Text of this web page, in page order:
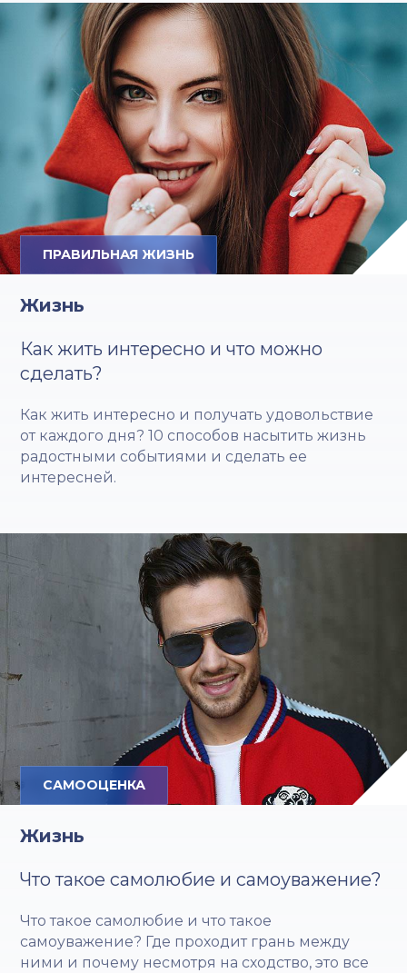
ПРАВИЛЬНАЯ ЖИЗНЬ
Жизнь
Как жить интересно и что можно
сделать?
Как жить интересно и получать удовольствие
от каждого дня? 10 способов насытить жизнь
радостными событиями и сделать ее
интересней.
САМООЦЕНКА
Жизнь
Что такое самолюбие и самоуважение?
Что такое самолюбие и что такое
самоуважение? Где проходит грань между
ними и почему несмотря на сходство, это все